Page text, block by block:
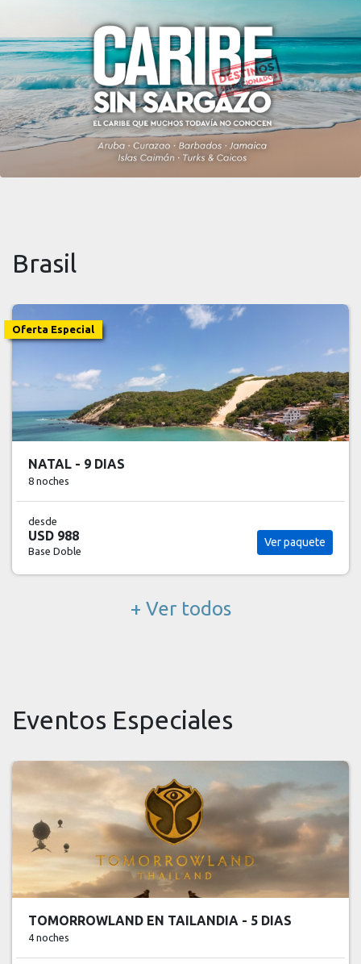
Brasil
Oportunidad
PORTO DE GALINHAS - 9 DIAS
8 noches
desde
USD 931
Base Doble
Ver paquete
+ Ver todos
Eventos Especiales
GP F1 MONZA - 4 DIAS
3 noches